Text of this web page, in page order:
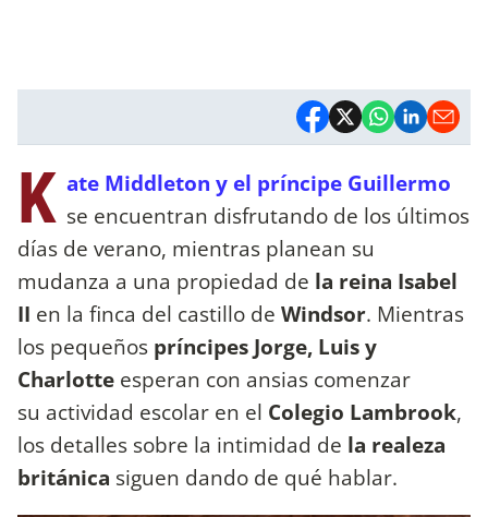
K ate Middleton y el príncipe Guillermo
se encuentran disfrutando de los últimos
días de verano, mientras planean su
mudanza a una propiedad de la reina Isabel
II en la finca del castillo de Windsor. Mientras
los pequeños príncipes Jorge, Luis y
Charlotte esperan con ansias comenzar
su actividad escolar en el Colegio Lambrook,
los detalles sobre la intimidad de la realeza
británica siguen dando de qué hablar.